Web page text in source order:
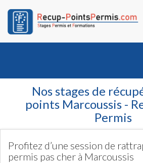
Nos stages de
points Marcoussis -
Permis
Profitez d’une session de
permis pas cher à Marcoussis